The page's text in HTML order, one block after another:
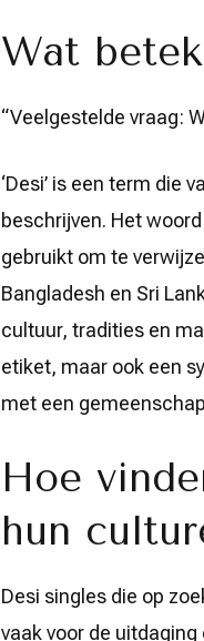
Wat
“Veelgestelde vraag:
‘Desi’ is een term die
beschrijven. Het
gebruikt om te
Bangladesh en Sri
cultuur, tradities en
etiket, maar ook een
met een
Hoe
hun
Desi singles die op
vaak voor de